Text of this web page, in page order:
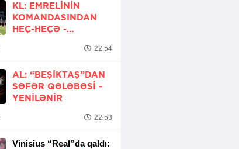
KL: EMRELININ
KOMANDASINDAN
HEÇ-HEÇƏ -
22:54
AL: “BEŞIKTAŞ”DAN
SƏFƏR QƏLƏBƏSI -
YENİLƏNİR
22:53
Vinisius “Real”da qaldı: